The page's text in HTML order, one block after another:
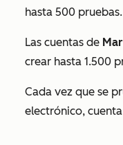
hasta 500 pruebas.
Las cuentas de
crear hasta 1.500
Cada vez que se
electrónico,